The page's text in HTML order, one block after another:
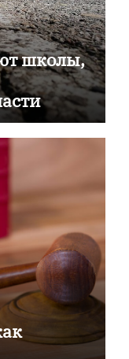
школы,